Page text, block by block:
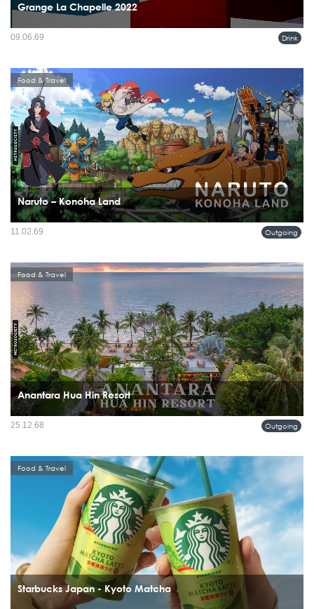
Grange La Chapelle 2022
มีไวน์ไม่กี่ขวดที่ทำให้ทั้งวงการต้องหยุดมองตั้งแต่ยังไม่เปิดจำหน่าย และ Grange La
Drink
09.06.69
Naruto – Konoha Land
สำหรับผู้ชายจำนวนมาก Naruto ไม่ใช่อนิเมะที่ถูกทิ้งไว้ในวัยเด็ก แต่มันเดินทางมา
พร้อมช่วงเวลาที่เราเรียนรู้เรื่องมิตรภาพ ความพยายาม และการยืนหยัดในโลกที่ไม่ง่าย
Food & Travel
Outgoing
11.02.69
Anantara Hua Hin Resort
การกลับมาเปิดตัวอีกครั้งของ Anantara Hua Hin Resort ไม่ใช่แค่การรีโนเวตครั้งใหญ่
แต่คือการนิยามประสบการณ์พักผ่อนริมทะเลหัวหินในมุมที่ร่วมสมัยขึ้น ยังคงหัวใจแบบ
Food & Travel
Outgoing
25.12.68
Starbucks Japan - Kyoto Matcha
Food & Travel